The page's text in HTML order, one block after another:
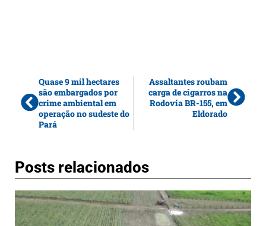
Quase 9 mil hectares
são embargados por
crime ambiental em
operação no sudeste do
Pará
Assaltantes roubam
carga de cigarros na
Rodovia BR-155, em
Eldorado
Posts relacionados